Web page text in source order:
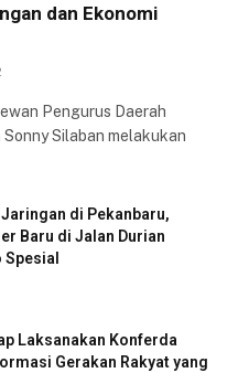
dan Ekonomi
Pengurus Daerah
Sonny Silaban melakukan
di Pekanbaru,
Baru di Jalan Durian
Laksanakan Konferda
Gerakan Rakyat yang